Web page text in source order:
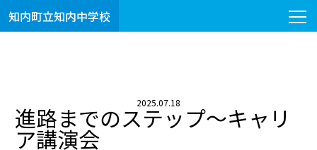
知内町立知内中学校
2025.07.18
進路までのステップ～キャリ
ア講演会